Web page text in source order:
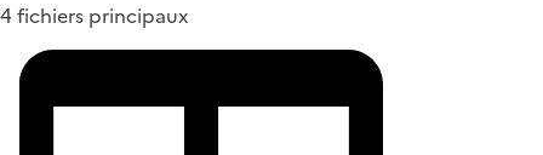
4 fichiers principaux